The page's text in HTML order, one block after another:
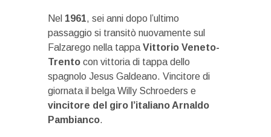
Nel 1961, sei anni dopo l’ultimo
passaggio si transitò nuovamente sul
Falzarego nella tappa Vittorio Veneto-
Trento con vittoria di tappa dello
spagnolo Jesus Galdeano. Vincitore di
giornata il belga Willy Schroeders e
vincitore del giro l’italiano Arnaldo
Pambianco.